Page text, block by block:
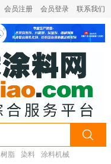
会员注册 会员登录 联系我们
树脂 染料 涂料机械